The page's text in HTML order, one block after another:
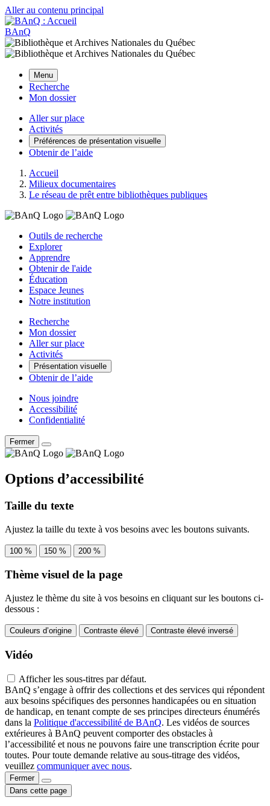
Aller au contenu principal
BAnQ
Menu
Recherche
Mon dossier
Aller sur place
Activités
Préférences de présentation visuelle
Obtenir de l’aide
Accueil
Milieux documentaires
Le réseau de prêt entre bibliothèques publiques
Outils de recherche
Explorer
Apprendre
Obtenir de l'aide
Éducation
Espace Jeunes
Notre institution
Recherche
Mon dossier
Aller sur place
Activités
Présentation visuelle
Obtenir de l’aide
Nous joindre
Accessibilité
Confidentialité
Fermer
Options d’accessibilité
Taille du texte
Ajustez la taille du texte à vos besoins avec les boutons suivants.
100 % 150 % 200 %
Thème visuel de la page
Ajustez le thème du site à vos besoins en cliquant sur les boutons ci-
dessous :
Couleurs d’origine Contraste élevé Contraste élevé inversé
Vidéo
Afficher les sous-titres par défaut.
BAnQ s’engage à offrir des collections et des services qui répondent
aux besoins spécifiques des personnes handicapées ou en situation
de handicap, en tenant compte de ses principes directeurs énumérés
dans la Politique d'accessibilité de BAnQ. Les vidéos de sources
extérieures à BAnQ peuvent comporter des obstacles à
l’accessibilité et nous ne pouvons faire une transcription écrite pour
toutes. Pour toute demande relative au sous-titrage des vidéos,
veuillez communiquer avec nous.
Fermer
Dans cette page